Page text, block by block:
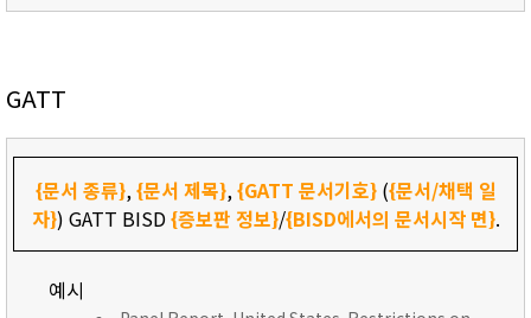
GATT
{문서 종류},{문서 제목},{GATT 문서기호}({문서/채택 일
자}) GATT BISD{증보판 정보}/{BISD에서의 문서시작 면}.
예시